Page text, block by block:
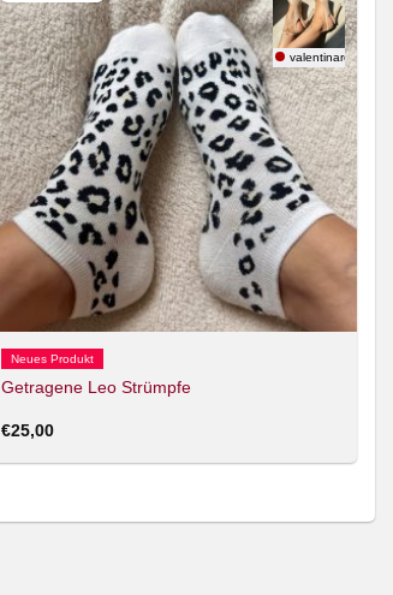
valentinarose
Neues Produkt
Getragene Leo Strümpfe
€25,00